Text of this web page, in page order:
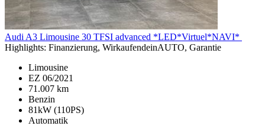
Audi A3 Limousine 30 TFSI advanced *LED*Virtuel*NAVI*
Highlights: Finanzierung, WirkaufendeinAUTO, Garantie
Limousine
EZ 06/2021
71.007 km
Benzin
81kW (110PS)
Automatik